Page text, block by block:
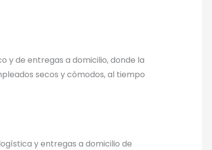
y de entregas a domicilio, donde la
secos y cómodos, al tiempo
y entregas a domicilio de